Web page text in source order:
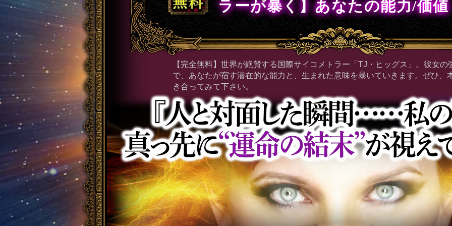
ラーが暴く】あなたの能力/価値
【完全無料】世界が絶賛する国際サイコメトラー「TJ・ヒッグス」。彼女の
で、あなたが宿す潜在的な能力と、生まれた意味を暴いていきます。ぜひ、
き合ってみて下さい。